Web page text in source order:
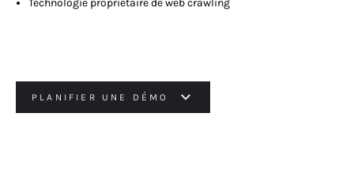
Technologie propriétaire de web crawling
PLANIFIER UNE DÉMO